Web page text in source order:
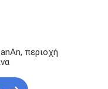
περιοχή